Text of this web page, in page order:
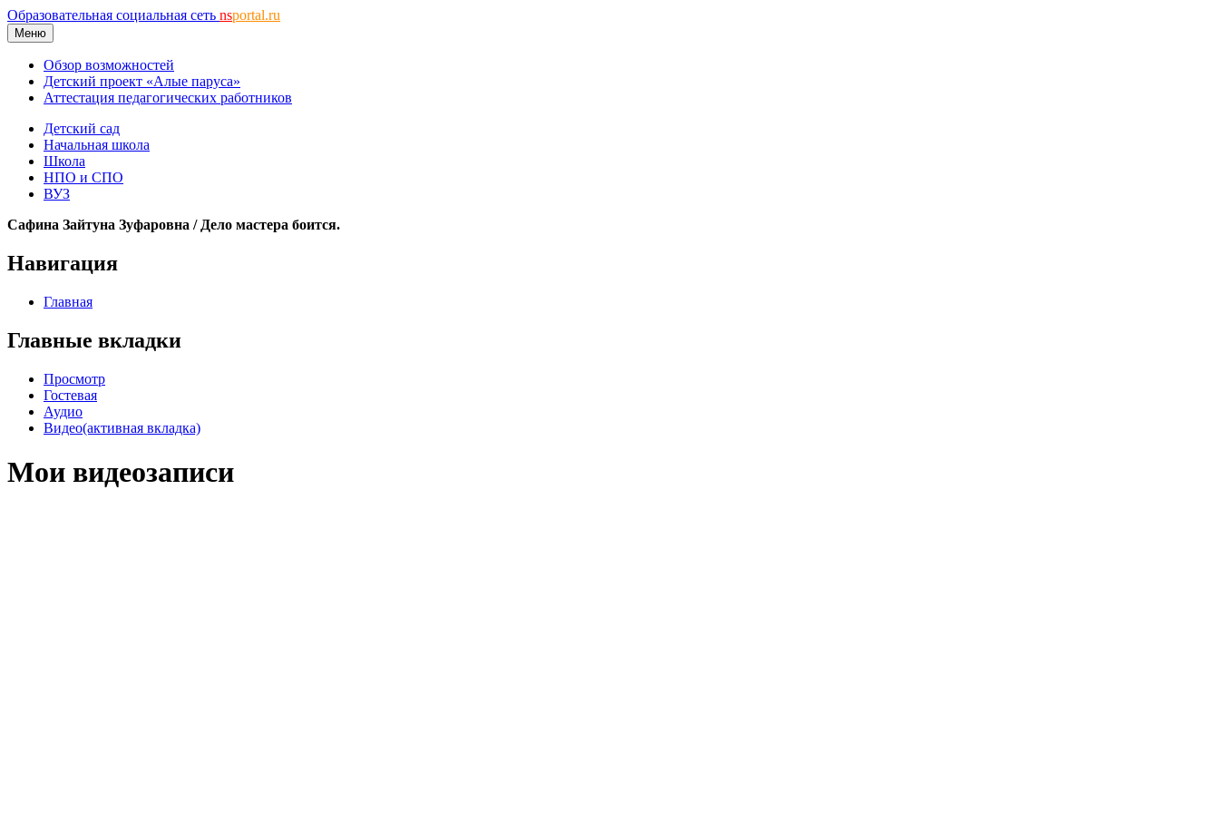
Образовательная социальная сеть nsportal.ru
Меню
Обзор возможностей
Детский проект «Алые паруса»
Аттестация педагогических работников
Детский сад
Начальная школа
Школа
НПО и СПО
ВУЗ
Сафина Зайтуна Зуфаровна / Дело мастера боится.
Навигация
Главная
Главные вкладки
Просмотр
Гостевая
Аудио
Видео(активная вкладка)
Мои видеозаписи